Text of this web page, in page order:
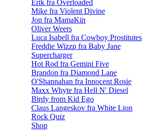
Erik fra Overloaded
Mike fra Violent Divine
Jon fra MamaKin
Oliver Weers
Luca Isabell fra Cowboy Prostitutes
Freddie Wizzp fra Baby Jane
Supercharger
Hot Rod fra Gemini Five
Brandon fra Diamond Lane
O'Shannahan fra Innocent Rosie
Maxx Whyte fra Hell N' Diesel
Birdy from Kid Ego
Claus Langeskov fra White Lion
Rock Quiz
Shop